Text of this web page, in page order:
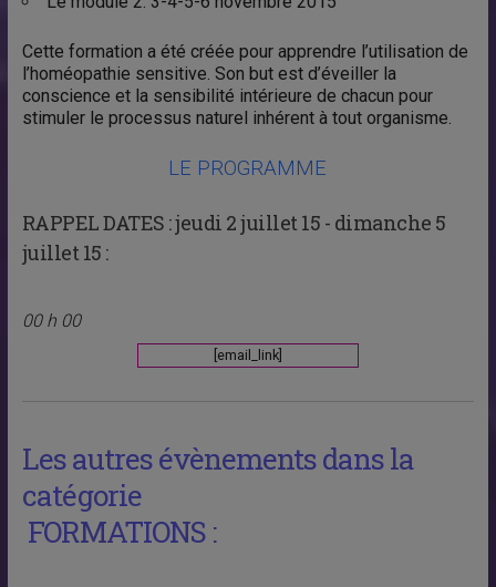
Cette formation a été créée pour apprendre l’utilisation de
l’homéopathie sensitive. Son but est d’éveiller la
conscience et la sensibilité intérieure de chacun pour
stimuler le processus naturel inhérent à tout organisme.
LE PROGRAMME
RAPPEL DATES :jeudi 2 juillet 15 - dimanche 5
juillet 15 :
00 h 00
[email_link]
Les autres évènements dans la
catégorie
FORMATIONS :